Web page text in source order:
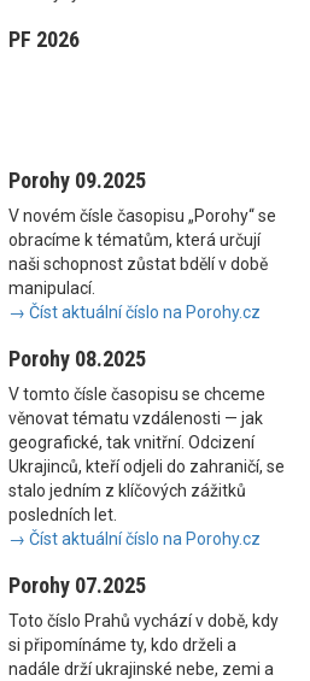
PF 2026
Porohy 09.2025
V novém čísle časopisu „Porohy“ se
obracíme k tématům, která určují
naši schopnost zůstat bdělí v době
manipulací.
→ Číst aktuální číslo na Porohy.cz
Porohy 08.2025
V tomto čísle časopisu se chceme
věnovat tématu vzdálenosti — jak
geografické, tak vnitřní. Odcizení
Ukrajinců, kteří odjeli do zahraničí, se
stalo jedním z klíčových zážitků
posledních let.
→ Číst aktuální číslo na Porohy.cz
Porohy 07.2025
Toto číslo Prahů vychází v době, kdy
si připomínáme ty, kdo drželi a
nadále drží ukrajinské nebe, zemi a